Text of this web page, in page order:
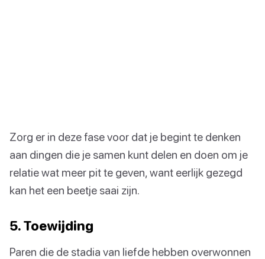
Zorg er in deze fase voor dat je begint te denken
aan dingen die je samen kunt delen en doen om je
relatie wat meer pit te geven, want eerlijk gezegd
kan het een beetje saai zijn.
5. Toewijding
Paren die de stadia van liefde hebben overwonnen